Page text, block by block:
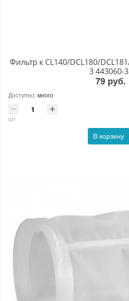
Фильтр к CL140/DCL180/
3 443060-3
79 руб.
Доступно:много
шт
В корзину